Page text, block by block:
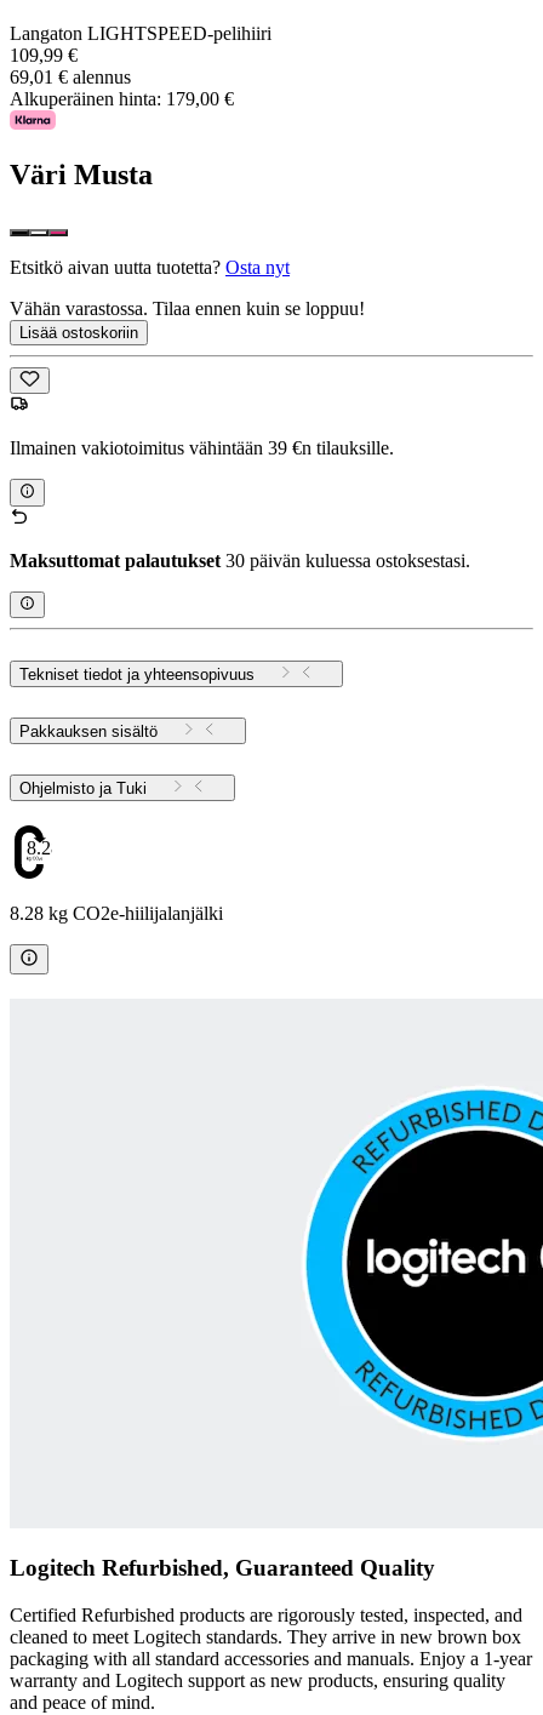
Langaton LIGHTSPEED-pelihiiri
109,99 €
69,01 € alennus
Alkuperäinen hinta: 179,00 €
Väri Musta
Etsitkö aivan uutta tuotetta? Osta nyt
Vähän varastossa. Tilaa ennen kuin se loppuu!
Lisää ostoskoriin
Ilmainen vakiotoimitus vähintään 39 €n tilauksille.
Maksuttomat palautukset 30 päivän kuluessa ostoksestasi.
Tekniset tiedot ja yhteensopivuus
Pakkauksen sisältö
Ohjelmisto ja Tuki
8.28
8.28 kg CO2e-hiilijalanjälki
Logitech Refurbished, Guaranteed Quality
Certified Refurbished products are rigorously tested, inspected, and
cleaned to meet Logitech standards. They arrive in new brown box
packaging with all standard accessories and manuals. Enjoy a 1-year
warranty and Logitech support as new products, ensuring quality
and peace of mind.